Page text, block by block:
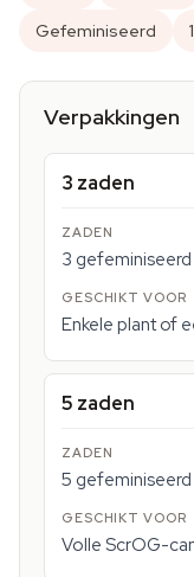
Gefeminiseerd
Verpakkingen
3 zaden
3 gefeminiseerd
Enkele plant of
5 zaden
5 gefeminiseerd
Volle ScrOG-